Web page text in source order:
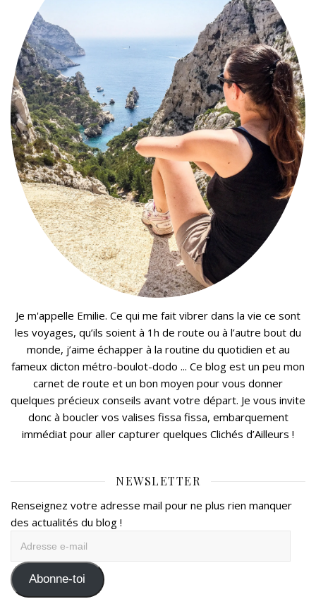
Je m'appelle Emilie. Ce qui me fait vibrer dans la vie ce sont
les voyages, qu’ils soient à 1h de route ou à l’autre bout du
monde, j’aime échapper à la routine du quotidien et au
fameux dicton métro-boulot-dodo ... Ce blog est un peu mon
carnet de route et un bon moyen pour vous donner
quelques précieux conseils avant votre départ. Je vous invite
donc à boucler vos valises fissa fissa, embarquement
immédiat pour aller capturer quelques Clichés d’Ailleurs !
NEWSLETTER
Renseignez votre adresse mail pour ne plus rien manquer
des actualités du blog !
mail Abonne-toi